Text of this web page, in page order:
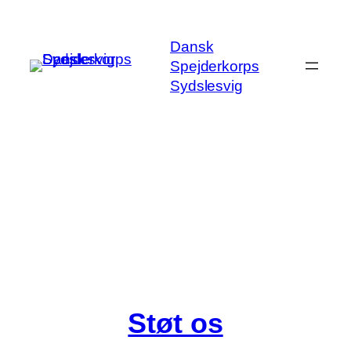
indhold
Dansk
Spejderkorps
Sydslesvig
Støt os